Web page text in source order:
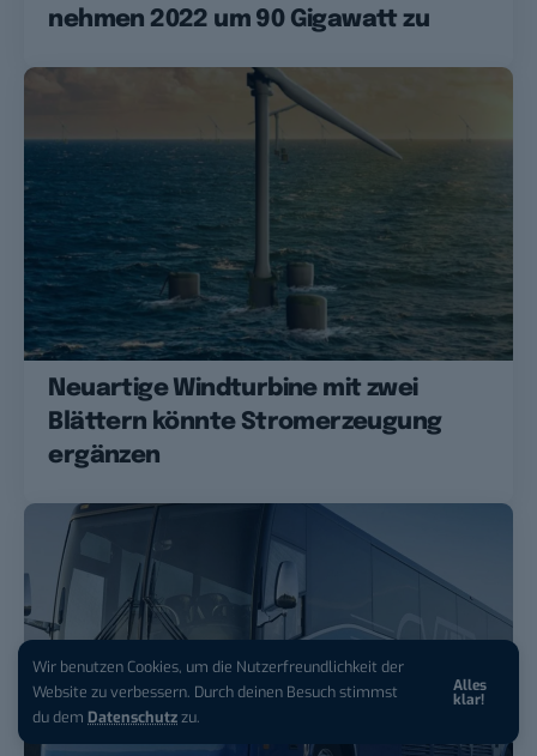
Wir benutzen Cookies, um die Nutzerfreundlichkeit der
Website zu verbessern. Durch deinen Besuch stimmst
du dem Datenschutzzu.
Alles
klar!
nehmen 2022 um 90 Gigawatt zu
Neuartige Windturbine mit zwei
Blättern könnte Stromerzeugung
ergänzen